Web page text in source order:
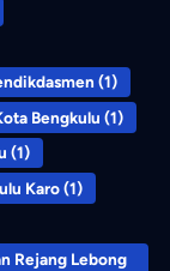
(1)
Bengkulu (1)
(1)
Karo(1)
Rejang Lebong